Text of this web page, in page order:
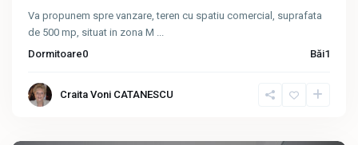
Va propunem spre vanzare, teren cu spatiu comercial, suprafata
de 500 mp, situat in zona M ...
Dormitoare0 Băi1
Craita Voni CATANESCU